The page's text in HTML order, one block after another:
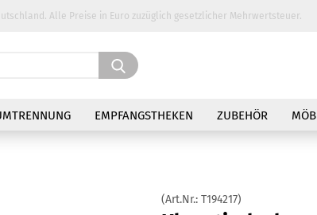
Alle Preise in Euro zuzüglich gesetzlicher Mehrwertsteuer.
Suche...
EMPFANGSTHEKEN ZUBEHÖR
(Art.Nr.: T194217)